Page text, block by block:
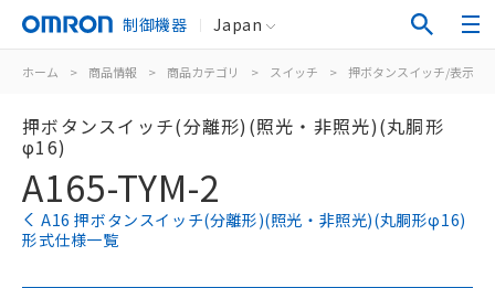
制御機器 Japan
ホーム > 商品情報 > 商品カテゴリ > スイッチ > 押ボタンスイッチ/表示灯
押ボタンスイッチ(分離形)(照光・非照光)(丸胴形
φ16)
A165-TYM-2
A16 押ボタンスイッチ(分離形)(照光・非照光)(丸胴形φ16)
形式仕様一覧